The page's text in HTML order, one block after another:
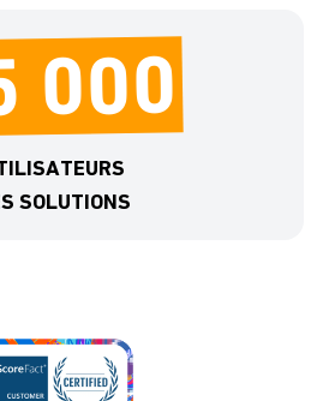
000
SOLUTIONS